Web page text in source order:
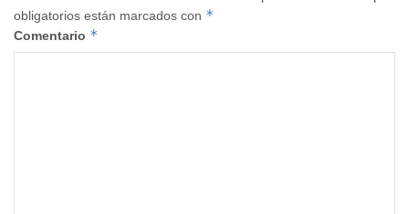
obligatorios están marcados con *
Comentario *